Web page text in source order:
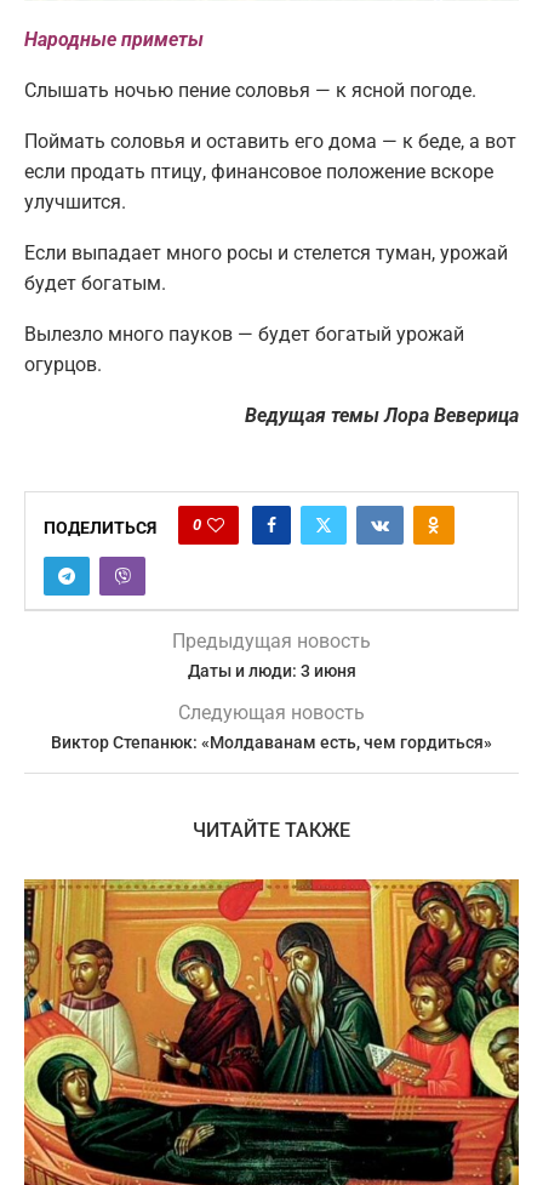
Народные приметы
Слышать ночью пение соловья — к ясной погоде.
Поймать соловья и оставить его дома — к беде, а вот
если продать птицу, финансовое положение вскоре
улучшится.
Если выпадает много росы и стелется туман, урожай
будет богатым.
Вылезло много пауков — будет богатый урожай
огурцов.
Ведущая темы Лора Веверица
ПОДЕЛИТЬСЯ 0
Предыдущая новость
Даты и люди: 3 июня
Следующая новость
Виктор Степанюк: «Молдаванам есть, чем гордиться»
ЧИТАЙТЕ ТАКЖЕ